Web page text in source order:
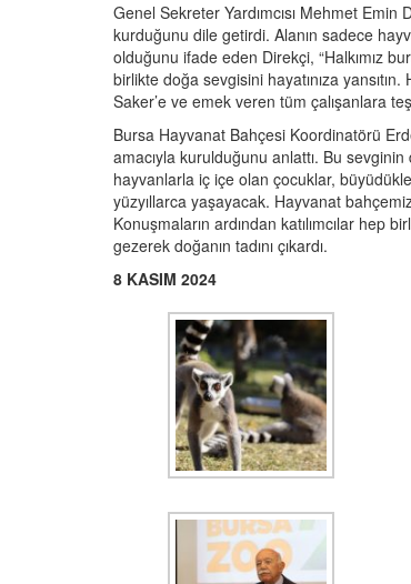
Genel Sekreter Yardımcısı Mehmet
kurduğunu dile getirdi. Alanın sadece
olduğunu ifade eden Direkçi, “Halkımız
birlikte doğa sevgisini hayatınıza
Saker’e ve emek veren tüm çalışanlara
Bursa Hayvanat Bahçesi Koordinatörü
amacıyla kurulduğunu anlattı. Bu
hayvanlarla iç içe olan çocuklar,
yüzyıllarca yaşayacak. Hayvanat
Konuşmaların ardından katılımcılar hep
gezerek doğanın tadını çıkardı.
8 KASIM 2024